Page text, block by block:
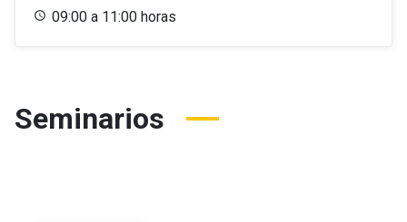
09:00 a 11:00 horas
Seminarios